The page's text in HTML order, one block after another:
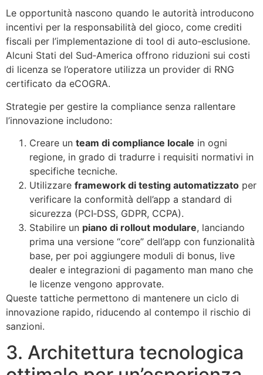
Le opportunità nascono quando le autorità introducono
incentivi per la responsabilità del gioco, come crediti
fiscali per l’implementazione di tool di auto‑esclusione.
Alcuni Stati del Sud‑America offrono riduzioni sui costi
di licenza se l’operatore utilizza un provider di RNG
certificato da eCOGRA.
Strategie per gestire la compliance senza rallentare
l’innovazione includono:
Creare un team di compliance locale in ogni
regione, in grado di tradurre i requisiti normativi in
specifiche tecniche.
Utilizzare framework di testing automatizzato per
verificare la conformità dell’app a standard di
sicurezza (PCI‑DSS, GDPR, CCPA).
Stabilire un piano di rollout modulare, lanciando
prima una versione “core” dell’app con funzionalità
base, per poi aggiungere moduli di bonus, live
dealer e integrazioni di pagamento man mano che
le licenze vengono approvate.
Queste tattiche permettono di mantenere un ciclo di
innovazione rapido, riducendo al contempo il rischio di
sanzioni.
3. Architettura tecnologica